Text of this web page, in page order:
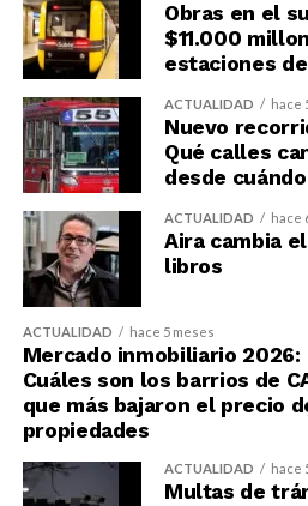
Obras en el
$11.000
estaciones
ACTUALIDAD hace
Nuevo
Qué calles
desde
ACTUALIDAD hace
Aira cambia
libros
ACTUALIDAD hace 5 meses
Mercado inmobiliario 2026:
Cuáles son los barrios de
que más bajaron el precio
propiedades
ACTUALIDAD hace
Multas de